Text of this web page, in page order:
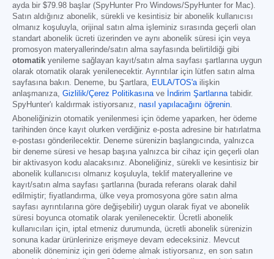
ayda bir $79.98 başlar (SpyHunter Pro Windows/SpyHunter for Mac).
Satın aldığınız abonelik, sürekli ve kesintisiz bir abonelik kullanıcısı
olmanız koşuluyla, orijinal satın alma işleminiz sırasında geçerli olan
standart abonelik ücreti üzerinden ve aynı abonelik süresi için veya
promosyon materyallerinde/satın alma sayfasında belirtildiği gibi
otomatik yenileme sağlayan kayıt/satın alma sayfası şartlarına uygun
olarak otomatik olarak yenilenecektir. Ayrıntılar için lütfen satın alma
sayfasına bakın. Deneme, bu Şartlara, EULA/TOS'ailişkin
anlaşmanıza, Gizlilik/Çerez Politikasınave İndirim Şartlarınatabidir.
SpyHunter'ı kaldırmak istiyorsanız, nasıl yapılacağını öğrenin.
Aboneliğinizin otomatik yenilenmesi için ödeme yaparken, her ödeme
tarihinden önce kayıt olurken verdiğiniz e-posta adresine bir hatırlatma
e-postası gönderilecektir. Deneme sürenizin başlangıcında, yalnızca
bir deneme süresi ve hesap başına yalnızca bir cihaz için geçerli olan
bir aktivasyon kodu alacaksınız. Aboneliğiniz, sürekli ve kesintisiz bir
abonelik kullanıcısı olmanız koşuluyla, teklif materyallerine ve
kayıt/satın alma sayfası şartlarına (burada referans olarak dahil
edilmiştir; fiyatlandırma, ülke veya promosyona göre satın alma
sayfası ayrıntılarına göre değişebilir) uygun olarak fiyat ve abonelik
süresi boyunca otomatik olarak yenilenecektir. Ücretli abonelik
kullanıcıları için, iptal etmeniz durumunda, ücretli abonelik sürenizin
sonuna kadar ürünlerinize erişmeye devam edeceksiniz. Mevcut
abonelik döneminiz için geri ödeme almak istiyorsanız, en son satın